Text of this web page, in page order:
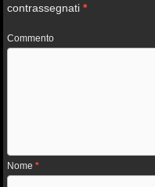
contrassegnati*
Commento
Nome*